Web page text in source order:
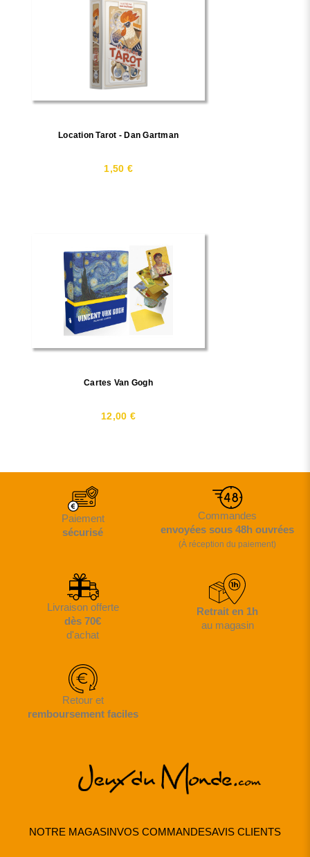
Location Tarot - Dan Gartman
1,50 €
Cartes Van Gogh
12,00 €
Paiement
sécurisé
Commandes
envoyées sous 48h ouvrées
(À réception du paiement)
Livraison offerte
dès 70€
d'achat
Retrait en 1h
au magasin
Retour et
remboursement faciles
NOTRE MAGASINVOS COMMANDESAVIS CLIENTS